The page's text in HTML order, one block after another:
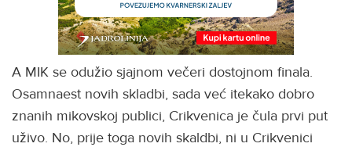
A MIK se odužio sjajnom večeri dostojnom finala.
Osamnaest novih skladbi, sada već itekako dobro
znanih mikovskoj publici, Crikvenica je čula prvi put
uživo. No, prije toga novih skaldbi, ni u Crikvenici